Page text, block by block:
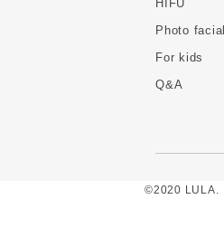
HIFU
Photo facial
For kids
Q&A
©2020 LULA.